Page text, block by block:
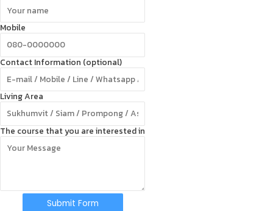
Mobile
Contact Information (optional)
Living Area
The course that you are interested in
Submit Form